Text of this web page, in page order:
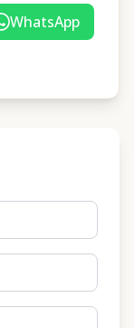
WhatsApp